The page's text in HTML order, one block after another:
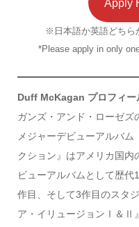
Apply
※日本語か英語どちら
*Please apply in only
Duff McKagan プロフィー
ガンズ・アンド・ローゼズ
メジャーデビューアルバム
クション』はアメリカ国
ビューアルバムとして歴
作目、そして3作目のスタ
ア・イリュージョンⅠ＆Ⅱ